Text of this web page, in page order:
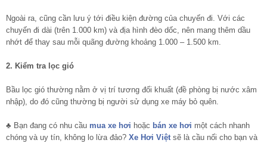
Ngoài ra, cũng cần lưu ý tới điều kiện đường của chuyến đi. Với các
chuyến đi dài (trên 1.000 km) và địa hình đèo dốc, nên mang thêm dầu
nhớt để thay sau mỗi quãng đường khoảng 1.000 – 1.500 km.
2. Kiểm tra lọc gió
Bầu lọc gió thường nằm ở vị trí tương đối khuất (đề phòng bị nước xâm
nhập), do đó cũng thường bị người sử dụng xe máy bỏ quên.
♣ Bạn đang có nhu cầu mua xe hơi hoặc bán xe hơi một cách nhanh
chóng và uy tín, không lo lừa đảo? Xe Hơi Việtsẽ là cầu nối cho bạn và